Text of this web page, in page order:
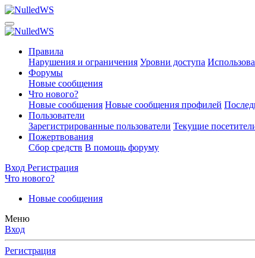
Правила
Нарушения и ограничения Уровни доступа
Форумы
Новые сообщения
Что нового?
Новые сообщения Новые сообщения профилей
Пользователи
Зарегистрированные пользователи Текущие
Пожертвования
Сбор средств В помощь форуму
Вход Регистрация
Что нового?
Новые сообщения
Меню
Вход
Регистрация